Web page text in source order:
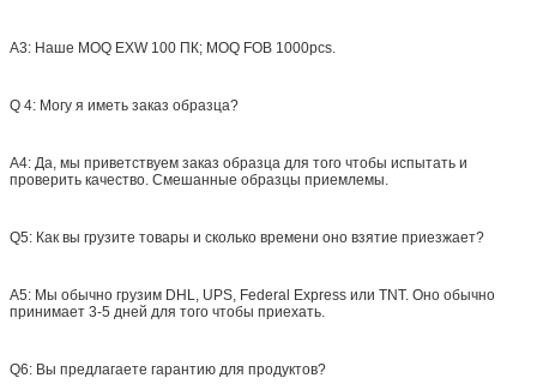
A3: Наше MOQ EXW 100 ПК; MOQ FOB 1000pcs.
Q 4: Могу я иметь заказ образца?
A4: Да, мы приветствуем заказ образца для того чтобы испытать и
проверить качество. Смешанные образцы приемлемы.
Q5: Как вы грузите товары и сколько времени оно взятие приезжает?
A5: Мы обычно грузим DHL, UPS, Federal Express или TNT. Оно обычно
принимает 3-5 дней для того чтобы приехать.
Q6: Вы предлагаете гарантию для продуктов?